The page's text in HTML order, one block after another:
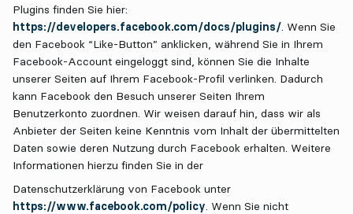
Plugins finden Sie hier:
https://developers.facebook.com/docs/plugins/. Wenn Sie
den Facebook “Like-Button” anklicken, während Sie in Ihrem
Facebook-Account eingeloggt sind, können Sie die Inhalte
unserer Seiten auf Ihrem Facebook-Profil verlinken. Dadurch
kann Facebook den Besuch unserer Seiten Ihrem
Benutzerkonto zuordnen. Wir weisen darauf hin, dass wir als
Anbieter der Seiten keine Kenntnis vom Inhalt der übermittelten
Daten sowie deren Nutzung durch Facebook erhalten. Weitere
Informationen hierzu finden Sie in der
Datenschutzerklärung von Facebook unter
https://www.facebook.com/policy. Wenn Sie nicht